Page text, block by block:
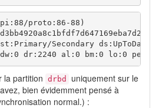
proto:86-88)
Secondary ds:UpToDate/
dr:2240 al:0 bm:0 lo:0 pe:0
la partition drbd
uniquement sur le
bien évidemment pensé à
normal.) :